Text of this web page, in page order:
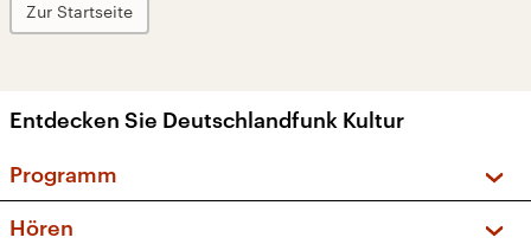
Zur Startseite
Entdecken Sie Deutschlandfunk Kultur
Programm
Hören